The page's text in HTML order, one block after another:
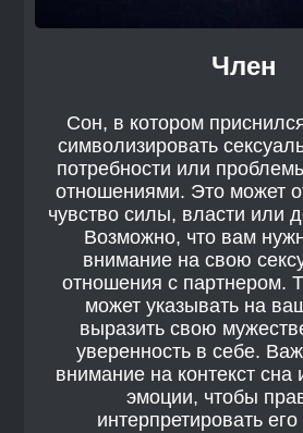
Член
Сон, в котором
символизировать
потребности или
отношениями. Это может
чувство силы, власти или
Возможно, что вам
внимание на свою
отношения с партнером.
может указывать на
выразить свою
уверенность в себе.
внимание на контекст сна
эмоции, чтобы
интерпретировать